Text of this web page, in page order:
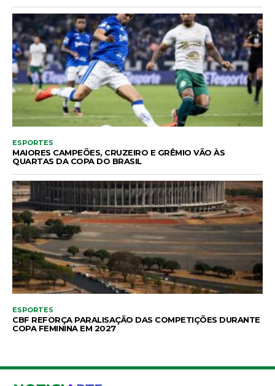
ESPORTES
MAIORES CAMPEÕES, CRUZEIRO E GRÊMIO VÃO ÀS
QUARTAS DA COPA DO BRASIL
ESPORTES
CBF REFORÇA PARALISAÇÃO DAS COMPETIÇÕES DURANTE
COPA FEMININA EM 2027